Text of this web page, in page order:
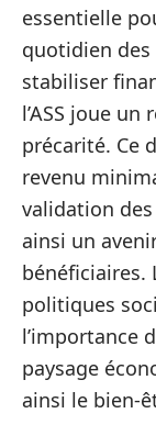
essentielle
quotidien
stabiliser
l’ASS joue
précarité. Ce
revenu
validation
ainsi un
bénéficiaires.
politiques
l’importance
paysage
ainsi le bien-